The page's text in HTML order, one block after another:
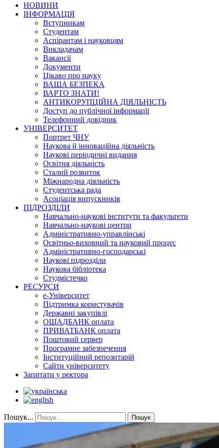
НОВИНИ
ІНФОРМАЦІЯ
Вступникам
Студентам
Аспірантам і науковцям
Викладачам
Вакансії
Документи
Цікаво про науку
ВАША БЕЗПЕКА
ВАРТО ЗНАТИ!
АНТИКОРУПЦІЙНА ДІЯЛЬНІСТЬ
Доступ до публічної інформації
Телефонний довідник
УНІВЕРСИТЕТ
Портрет ЧНУ
Наукова й інноваційна діяльність
Наукові періодичні видання
Освітня діяльність
Сталий розвиток
Міжнародна діяльність
Студентська рада
Асоціація випускників
ПІДРОЗДІЛИ
Навчально-наукові інститути та факультети
Навчально-наукові центри
Адміністративно-управлінські
Освітньо-виховний та науковий процес
Адміністративно-господарські
Наукові підрозділи
Наукова бібліотека
Студмістечко
РЕСУРСИ
е-Університет
Підтримка користувачів
Державні закупівлі
ОЩАДБАНК оплата
ПРИВАТБАНК оплата
Поштовий сервер
Програмне забезпечення
Інституційний репозитарій
Сайти університету
Запитати у ректора
Пошук... Пошук